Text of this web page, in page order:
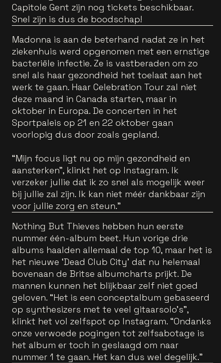
Capitole Gent zijn nog tickets beschikbaar.
Snel zijn is dus de boodschap!
Madonna is aan de beterhand nadat ze in het
ziekenhuis werd opgenomen met een ernstige
bacteriële infectie. Ze is vastberaden om zo
snel als haar gezondheid het toelaat aan het
werk te gaan. Haar Celebration Tour zal niet
deze maand in Canada starten, maar in
oktober in Europa. De concerten in het
Sportpaleis op 21 en 22 oktober gaan
voorlopig dus door zoals gepland.
“Mijn focus ligt nu op mijn gezondheid en
aansterken", klinkt het op Instagram. Ik
verzeker jullie dat ik zo snel als mogelijk weer
bij jullie zal zijn. Ik kan niet méér dankbaar zijn
voor jullie zorg en steun."
Nothing But Thieves hebben hun eerste
nummer één-album beet. Hun vorige drie
albums haalden allemaal de top 10, maar het is
het nieuwe ‘Dead Club City’ dat nu helemaal
bovenaan de Britse albumcharts prijkt. De
mannen kunnen het blijkbaar zelf niet goed
geloven. “Het is een conceptalbum gebaseerd
op synthesizers met te veel gitaarsolo’s”,
klinkt het vol zelfspot op Instagram. “Ondanks
onze verwoede pogingen tot zelfsabotage is
het album er toch in geslaagd om naar
nummer 1 te gaan. Het kan dus wel degelijk.”